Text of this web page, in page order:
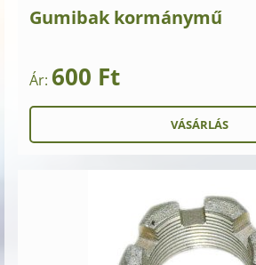
Gumibak kormánymű
Ár: 600 Ft